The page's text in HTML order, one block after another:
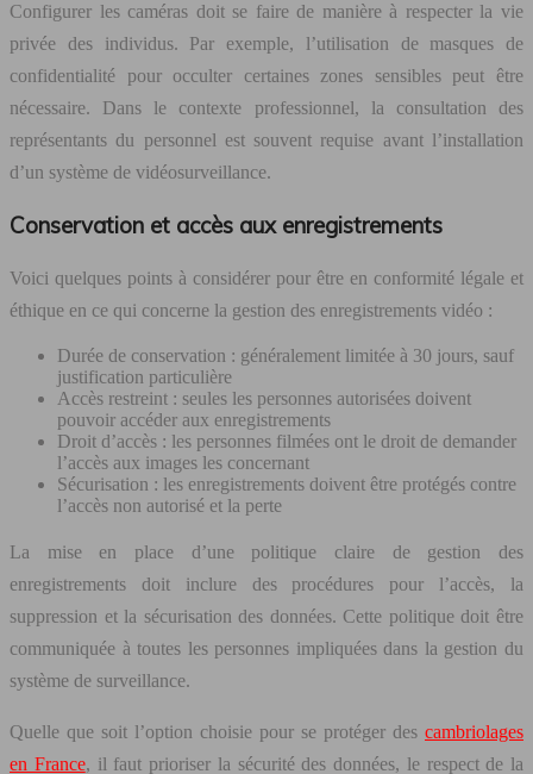
Configurer les caméras doit se faire de manière à respecter la vie
privée des individus. Par exemple, l’utilisation de masques de
confidentialité pour occulter certaines zones sensibles peut être
nécessaire. Dans le contexte professionnel, la consultation des
représentants du personnel est souvent requise avant l’installation
d’un système de vidéosurveillance.
Conservation et accès aux enregistrements
Voici quelques points à considérer pour être en conformité légale et
éthique en ce qui concerne la gestion des enregistrements vidéo :
Durée de conservation : généralement limitée à 30 jours, sauf
justification particulière
Accès restreint : seules les personnes autorisées doivent
pouvoir accéder aux enregistrements
Droit d’accès : les personnes filmées ont le droit de demander
l’accès aux images les concernant
Sécurisation : les enregistrements doivent être protégés contre
l’accès non autorisé et la perte
La mise en place d’une politique claire de gestion des
enregistrements doit inclure des procédures pour l’accès, la
suppression et la sécurisation des données. Cette politique doit être
communiquée à toutes les personnes impliquées dans la gestion du
système de surveillance.
Quelle que soit l’option choisie pour se protéger des cambriolages
en France, il faut prioriser la sécurité des données, le respect de la